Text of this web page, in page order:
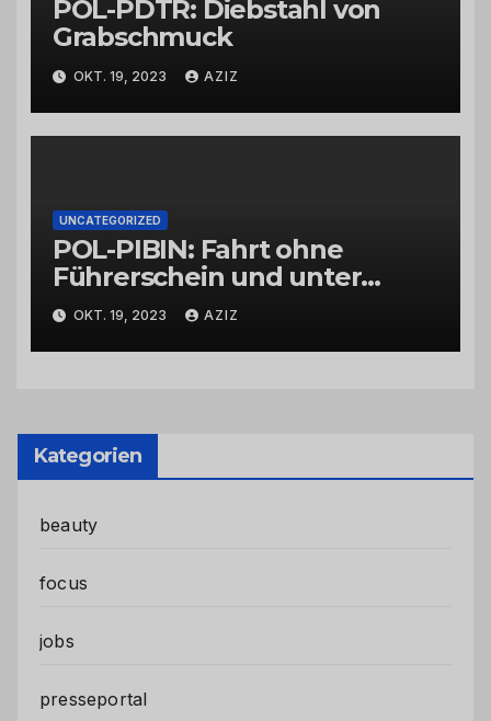
POL-PDTR: Diebstahl von
Grabschmuck
OKT. 19, 2023 AZIZ
UNCATEGORIZED
POL-PIBIN: Fahrt ohne
Führerschein und unter
Einfluss von Drogen
OKT. 19, 2023 AZIZ
Kategorien
beauty
focus
jobs
presseportal